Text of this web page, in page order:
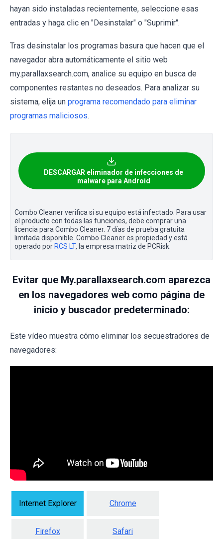
hayan sido instaladas recientemente, seleccione esas
entradas y haga clic en "Desinstalar" o "Suprimir".
Tras desinstalar los programas basura que hacen que el
navegador abra automáticamente el sitio web
my.parallaxsearch.com, analice su equipo en busca de
componentes restantes no deseados. Para analizar su
sistema, elija un programa recomendado para eliminar
programas maliciosos.
DESCARGAR eliminador de infecciones de
malware para Android
Combo Cleaner verifica si su equipo está infectado. Para usar
el producto con todas las funciones, debe comprar una
licencia para Combo Cleaner. 7 días de prueba gratuita
limitada disponible. Combo Cleaner es propiedad y está
operado por RCS LT, la empresa matriz de PCRisk.
Evitar que My.parallaxsearch.com aparezca
en los navegadores web como página de
inicio y buscador predeterminado:
Este vídeo muestra cómo eliminar los secuestradores de
navegadores:
Internet Explorer Chrome
Firefox Safari